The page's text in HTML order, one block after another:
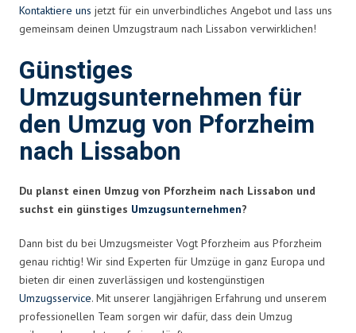
Kontaktiere uns jetzt für ein unverbindliches Angebot und lass uns
gemeinsam deinen Umzugstraum nach Lissabon verwirklichen!
Günstiges
Umzugsunternehmen für
den Umzug von Pforzheim
nach Lissabon
Du planst einen Umzug von Pforzheim nach Lissabon und
suchst ein günstiges Umzugsunternehmen?
Dann bist du bei Umzugsmeister Vogt Pforzheim aus Pforzheim
genau richtig! Wir sind Experten für Umzüge in ganz Europa und
bieten dir einen zuverlässigen und kostengünstigen
Umzugsservice. Mit unserer langjährigen Erfahrung und unserem
professionellen Team sorgen wir dafür, dass dein Umzug